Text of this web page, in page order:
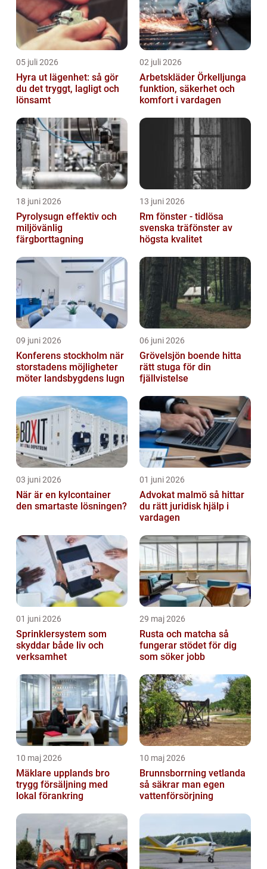
05 juli 2026
Hyra ut lägenhet: så gör
du det tryggt, lagligt och
lönsamt
02 juli 2026
Arbetskläder Örkelljunga
funktion, säkerhet och
komfort i vardagen
18 juni 2026
Pyrolysugn effektiv och
miljövänlig
färgborttagning
13 juni 2026
Rm fönster - tidlösa
svenska träfönster av
högsta kvalitet
09 juni 2026
Konferens stockholm när
storstadens möjligheter
möter landsbygdens lugn
06 juni 2026
Grövelsjön boende hitta
rätt stuga för din
fjällvistelse
03 juni 2026
När är en kylcontainer
den smartaste lösningen?
01 juni 2026
Advokat malmö så hittar
du rätt juridisk hjälp i
vardagen
01 juni 2026
Sprinklersystem som
skyddar både liv och
verksamhet
29 maj 2026
Rusta och matcha så
fungerar stödet för dig
som söker jobb
10 maj 2026
Mäklare upplands bro
trygg försäljning med
lokal förankring
10 maj 2026
Brunnsborrning vetlanda
så säkrar man egen
vattenförsörjning